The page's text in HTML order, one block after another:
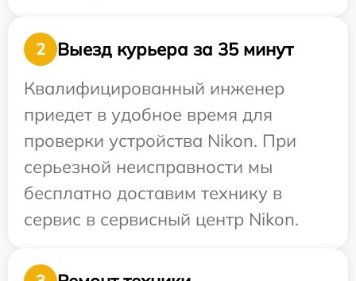
2
Выезд курьера за 35 минут
Квалифицированный инженер
приедет в удобное время для
проверки устройства Nikon. При
серьезной неисправности мы
бесплатно доставим технику в
сервис в сервисный центр Nikon.